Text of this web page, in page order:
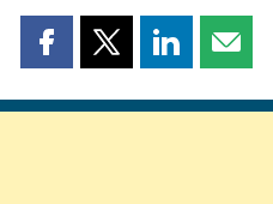
Partager
page
Partager
page
Partager
page page